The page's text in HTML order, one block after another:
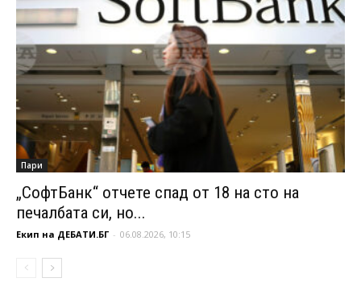
Пари
„СофтБанк“ отчете спад от 18 на сто на
печалбата си, но...
Екип на ДЕБАТИ.БГ - 06.08.2026, 10:15